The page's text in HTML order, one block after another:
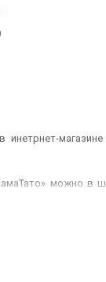
можно в
для девочки.